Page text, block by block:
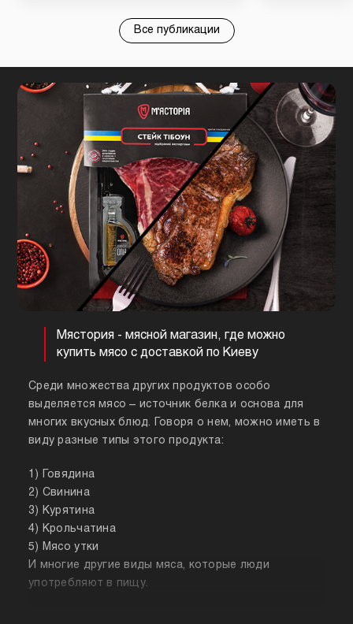
Все публикации
Мястория - мясной магазин, где можно
купить мясо с доставкой по Киеву
Среди множества других продуктов особо
выделяется мясо – источник белка и основа для
многих вкусных блюд. Говоря о нем, можно иметь в
виду разные типы этого продукта:
1) Говядина
2) Свинина
3) Курятина
4) Крольчатина
5) Мясо утки
И многие другие виды мяса, которые люди
употребляют в пищу.